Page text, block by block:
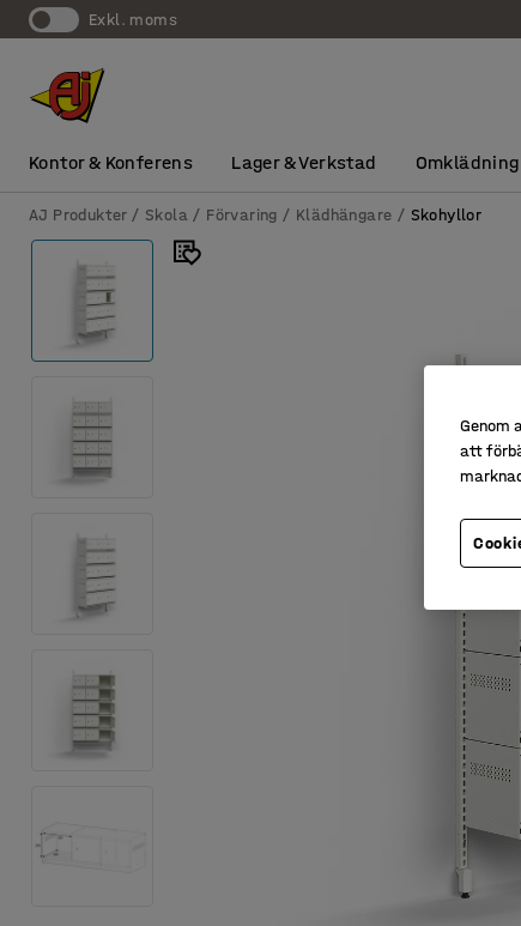
exkl. moms
Kontor & Konferens Lager & Verkstad Omklädning
AJ Produkter Skola Förvaring Klädhängare Skohyllor
Genom
att